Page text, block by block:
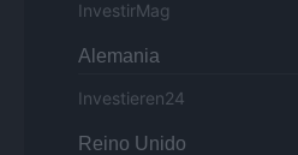
InvestirMag
Alemania
Investieren24
Reino Unido